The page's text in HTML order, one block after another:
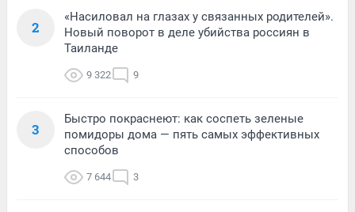
2
«Насиловал на глазах у связанных родителей».
Новый поворот в деле убийства россиян в
Таиланде
9 322 9
3
Быстро покраснеют: как соспеть зеленые
помидоры дома — пять самых эффективных
способов
7 644 3